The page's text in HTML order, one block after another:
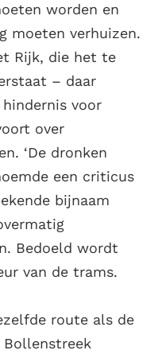
worden en
moeten verhuizen.
Rijk, die het te
– daar
voor
over
‘De dronken
een criticus
bijnaam
Bedoeld wordt
van de trams.
route als de